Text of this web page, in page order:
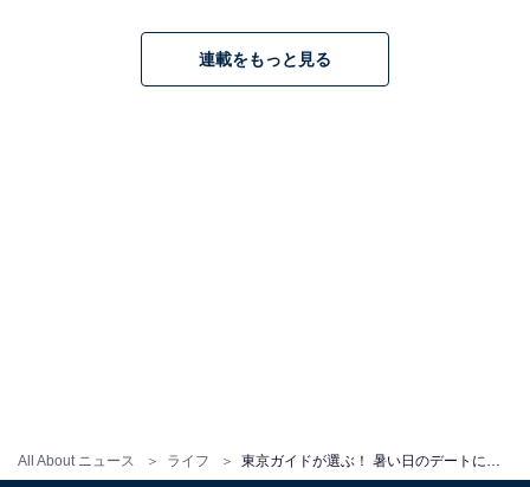
All About ニュース ライフ
2023年11月開業。その後も敷地内のエリアやショップな
アマンの姉妹ブランド「ジャヌ東京」にはなんと8つの
連載をもっと見る